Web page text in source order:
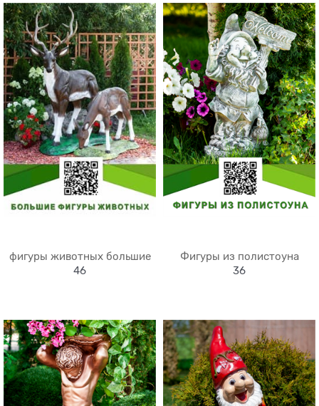
фигуры животных большие
46
Фигуры из полистоуна
36